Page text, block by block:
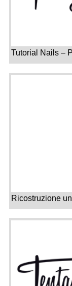
Tutorial Nails –
Ricostruzione